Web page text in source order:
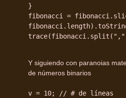
}
fibonacci =
Y siguiendo con paranoias
de números binarios
v = 10; // # de líneas